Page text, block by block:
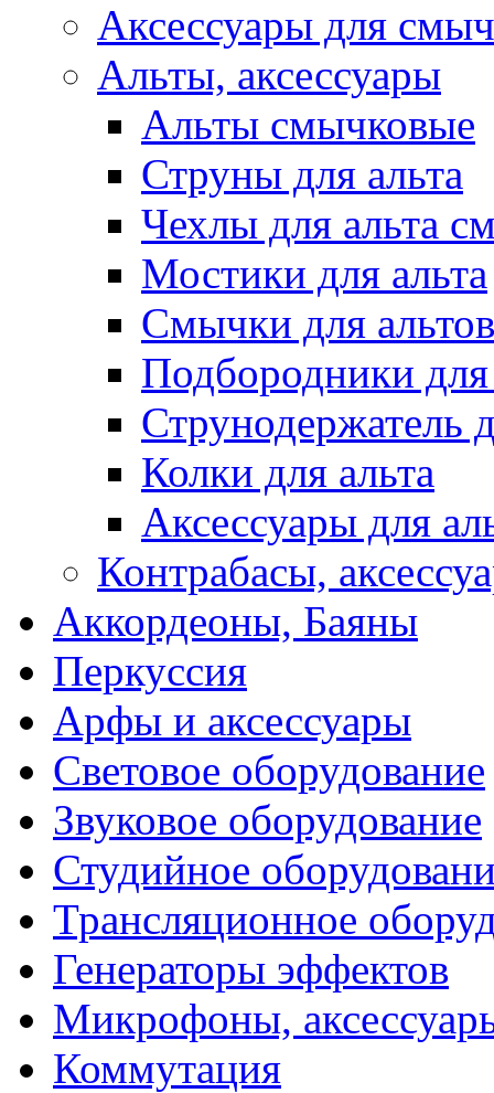
Аксессуары для
Альты, аксессуары
Альты смычковые
Струны для альта
Чехлы для альта
Мостики для альта
Смычки для альтов
Подбородники для
Струнодержатель
Колки для альта
Аксессуары для
Контрабасы,
Аккордеоны, Баяны
Перкуссия
Арфы и аксессуары
Световое оборудование
Звуковое оборудование
Студийное
Трансляционное
Генераторы эффектов
Микрофоны,
Коммутация